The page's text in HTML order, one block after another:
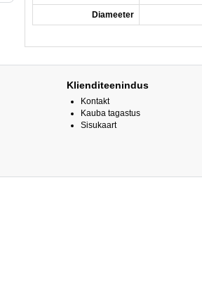
Diameeter
Klienditeenindus
Kontakt
Kauba tagastus
Sisukaart